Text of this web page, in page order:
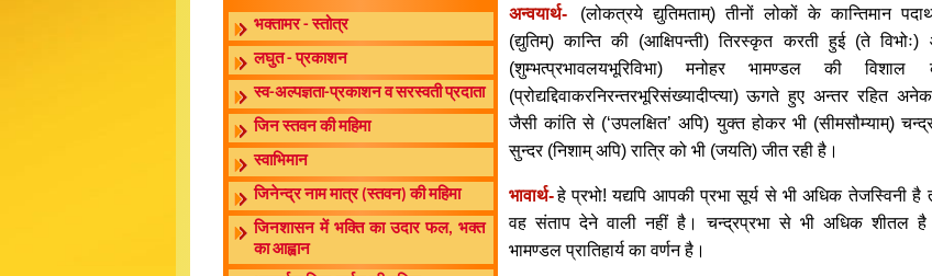
भक्तामर - स्तोत्र
लघुत - प्रकाशन
स्व-अल्पज्ञता-प्रकाशन व सरस्वती प्रदाता
जिन स्तवन की महिमा
स्वाभिमान
जिनेन्द्र नाम मात्र (स्तवन) की महिमा
जिनशासन में भक्ति का उदार फल, भक्त
का आह्वान
अन्वयार्थ-
(लोकत्रये द्युतिमताम्) तीनों लोकों के कान्तिमान
(द्युतिम्) कान्ति की (आक्षिपन्ती) तिरस्कृत करती हुई (ते
(शुम्भत्प्रभावलयभूरिविभा) मनोहर भामण्डल की विशाल
(प्रोद्यद्दिवाकरनिरन्तरभूरिसंख्यादीप्त्या) ऊगते हुए अन्तर रहित
जैसी कांति से (‘उपलक्षित’ अपि) युक्त होकर भी (सीमसौम्याम्)
सुन्दर (निशाम् अपि) रात्रि को भी (जयति) जीत रही है।
भावार्थ-हे प्रभो! यद्यपि आपकी प्रभा सूर्य से भी अधिक तेजस्विनी है
वह संताप देने वाली नहीं है। चन्द्रप्रभा से भी अधिक शीतल
भामण्डल प्रातिहार्य का वर्णन है।